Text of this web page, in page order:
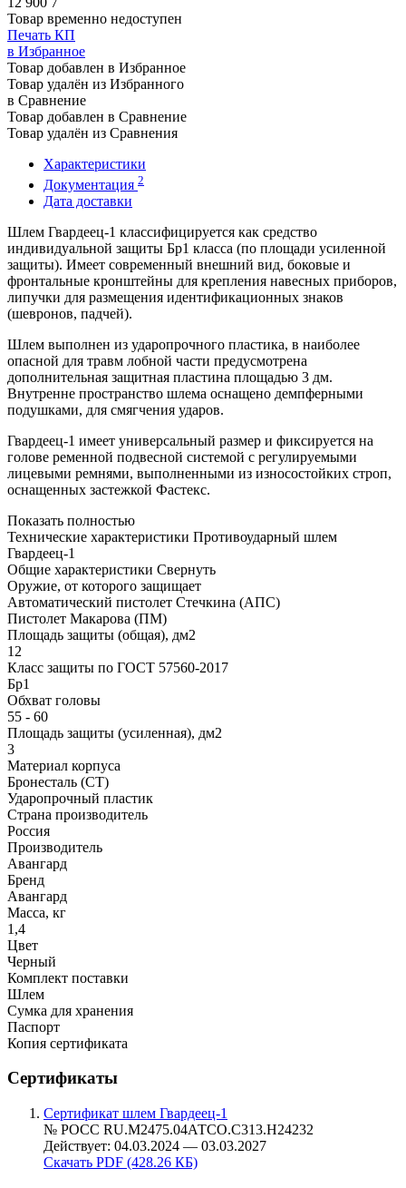
Товар временно недоступен
Печать КП
в Избранное
Товар добавлен в Избранное
Товар удалён из Избранного
в Сравнение
Товар добавлен в Сравнение
Товар удалён из Сравнения
Характеристики
Документация 2
Дата доставки
Шлем Гвардеец-1 классифицируется как средство
индивидуальной защиты Бр1 класса (по площади усиленной
защиты). Имеет современный внешний вид, боковые и
фронтальные кронштейны для крепления навесных приборов,
липучки для размещения идентификационных знаков
(шевронов, падчей).
Шлем выполнен из ударопрочного пластика, в наиболее
опасной для травм лобной части предусмотрена
дополнительная защитная пластина площадью 3 дм.
Внутренне пространство шлема оснащено демпферными
подушками, для смягчения ударов.
Гвардеец-1 имеет универсальный размер и фиксируется на
голове ременной подвесной системой с регулируемыми
лицевыми ремнями, выполненными из износостойких строп,
оснащенных застежкой Фастекс.
Показать полностью
Технические характеристики Противоударный шлем
Гвардеец-1
Общие характеристики Свернуть
Оружие, от которого защищает
Автоматический пистолет Стечкина (АПС)
Пистолет Макарова (ПМ)
Площадь защиты (общая), дм2
12
Класс защиты по ГОСТ 57560-2017
Бр1
Обхват головы
55 - 60
Площадь защиты (усиленная), дм2
3
Материал корпуса
Бронесталь (СТ)
Ударопрочный пластик
Страна производитель
Россия
Производитель
Авангард
Бренд
Авангард
Масса, кг
1,4
Цвет
Черный
Комплект поставки
Шлем
Сумка для хранения
Паспорт
Копия сертификата
Сертификаты
Сертификат шлем Гвардеец-1
№ РОСС RU.М2475.04АТСО.С313.Н24232
Действует: 04.03.2024 — 03.03.2027
Скачать PDF (428.26 КБ)